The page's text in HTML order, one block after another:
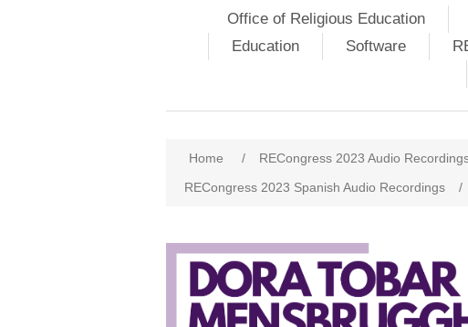
Office of Religious Education
Education
Software
Home / RECongress 2023 Audio
RECongress 2023 Spanish Audio Recordings
/